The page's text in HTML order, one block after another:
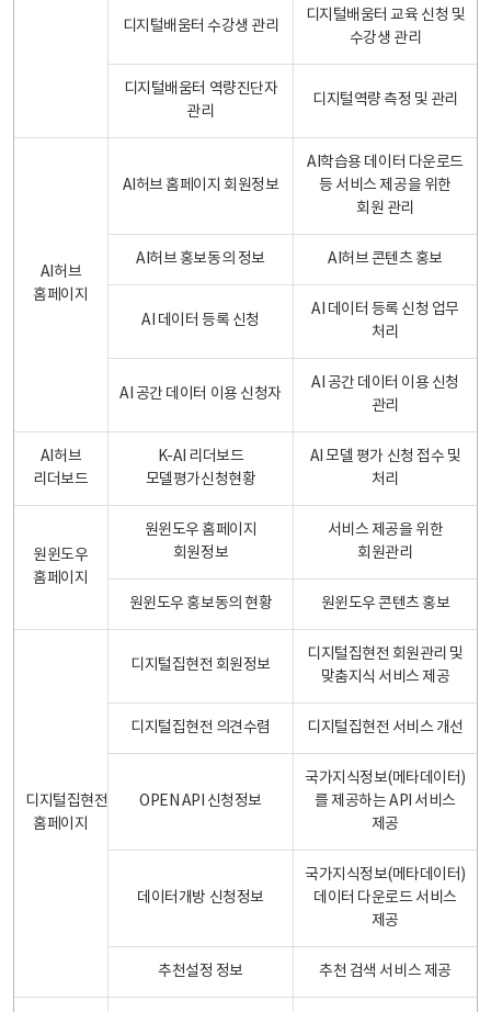
디지털배움터 수강생 관리
디지털배움터 교육 신청 및
수강생 관리
디지털배움터 역량진단자
관리
디지털역량 측정 및 관리
AI허브
홈페이지
AI허브 홈페이지 회원정보
AI학습용 데이터 다운로드
등 서비스 제공을 위한
회원 관리
AI허브 홍보동의 정보 AI허브 콘텐츠 홍보
AI 데이터 등록 신청
AI 데이터 등록 신청 업무
처리
AI 공간 데이터 이용 신청자
AI 공간 데이터 이용 신청
관리
AI허브
리더보드
K-AI 리더보드
모델평가신청현황
AI 모델 평가 신청 접수 및
처리
원윈도우
홈페이지
원윈도우 홈페이지
회원정보
서비스 제공을 위한
회원관리
원윈도우 홍보동의 현황 원윈도우 콘텐츠 홍보
디지털집현전
홈페이지
디지털집현전 회원정보
디지털집현전 회원관리 및
맞춤지식 서비스 제공
디지털집현전 의견수렴 디지털집현전 서비스 개선
OPEN API 신청정보
국가지식정보(메타데이터)
를 제공하는 API 서비스
제공
데이터개방 신청정보
국가지식정보(메타데이터)
데이터 다운로드 서비스
제공
추천설정 정보 추천 검색 서비스 제공